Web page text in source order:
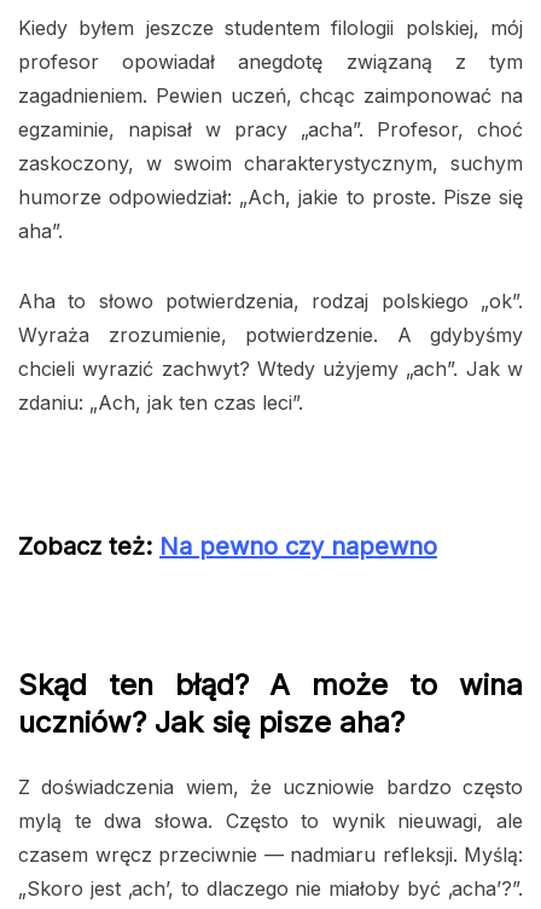
Kiedy byłem jeszcze studentem filologii polskiej, mój
profesor opowiadał anegdotę związaną z tym
zagadnieniem. Pewien uczeń, chcąc zaimponować na
egzaminie, napisał w pracy „acha”. Profesor, choć
zaskoczony, w swoim charakterystycznym, suchym
humorze odpowiedział: „Ach, jakie to proste. Pisze się
aha”.
Aha to słowo potwierdzenia, rodzaj polskiego „ok”.
Wyraża zrozumienie, potwierdzenie. A gdybyśmy
chcieli wyrazić zachwyt? Wtedy użyjemy „ach”. Jak w
zdaniu: „Ach, jak ten czas leci”.
Zobacz też: Na pewno czy napewno
Skąd ten błąd? A może to wina
uczniów? Jak się pisze aha?
Z doświadczenia wiem, że uczniowie bardzo często
mylą te dwa słowa. Często to wynik nieuwagi, ale
czasem wręcz przeciwnie — nadmiaru refleksji. Myślą:
„Skoro jest ‚ach’, to dlaczego nie miałoby być ‚acha’?”.